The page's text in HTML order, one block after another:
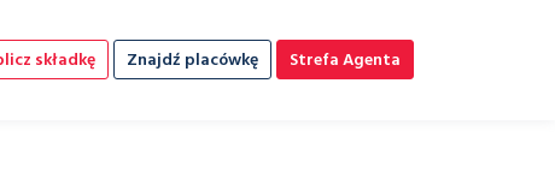
składkę Znajdź placówkę Strefa Agenta